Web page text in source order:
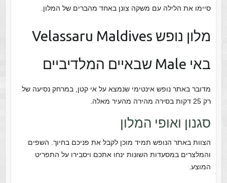
סיימו את הלילה עם משקה צונן באחד מהברים של המלון.
מלון נופש Velassaru Maldives
באי Male שבאיים המלדיביים
מדובר באתר נופש אינטימי שנמצא על אי קטן, במרחק נסיעה של
רק 25 דקות בסירה מהירה מהעיר מאלה.
סגנון ואופי המלון
הצוות באתר הנופש תמיד מוכן לקבל את פניכם בחיוך. השפים
והמלצרים במסעדות השונות ינחו אתכם ויסבירו על התפריט
המוצע.